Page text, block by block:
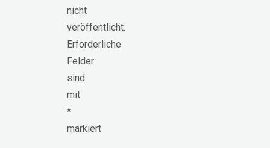
nicht
veröffentlicht.
Erforderliche
Felder
sind
mit
*
markiert